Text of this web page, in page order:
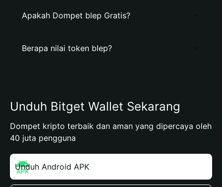
Apakah Dompet blep Gratis?
Berapa nilai token blep?
Unduh Bitget Wallet Sekarang
Dompet kripto terbaik dan aman yang dipercaya oleh
40 juta pengguna
Unduh Android APK